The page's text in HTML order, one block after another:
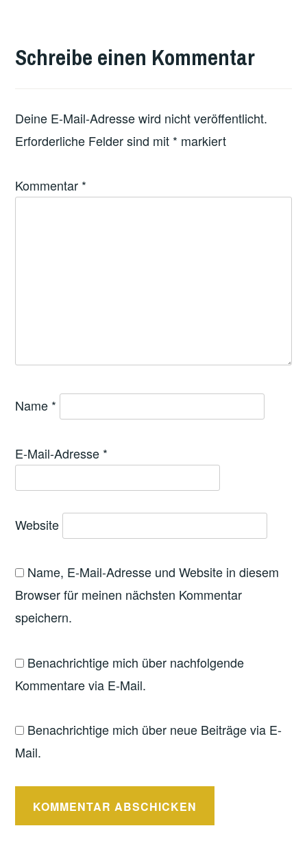
FEATURED
Schreibe einen Kommentar
Deine E-Mail-Adresse wird nicht veröffentlicht.
Erforderliche Felder sind mit * markiert
Kommentar *
Name *
E-Mail-Adresse *
Website
Name, E-Mail-Adresse und Website in diesem
Browser für meinen nächsten Kommentar
speichern.
Benachrichtige mich über nachfolgende
Kommentare via E-Mail.
Benachrichtige mich über neue Beiträge via E-
Mail.